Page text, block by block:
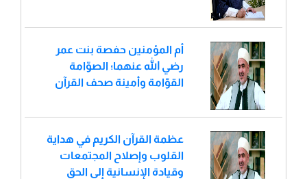
أم المؤمنين حفصة بنت عمر
رضي الله عنهما؛ الصوّامة
القوّامة وأمينة صحف القرآن
عظمة القرآن الكريم في هداية
القلوب وإصلاح المجتمعات
وقيادة الإنسانية إلى الحق